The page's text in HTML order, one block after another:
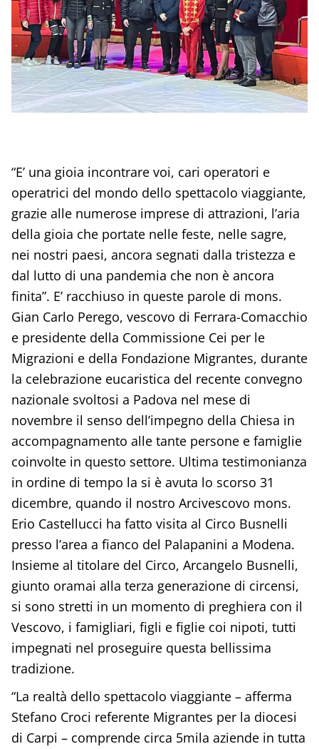
“E’ una gioia incontrare voi, cari operatori e
operatrici del mondo dello spettacolo viaggiante,
grazie alle numerose imprese di attrazioni, l’aria
della gioia che portate nelle feste, nelle sagre,
nei nostri paesi, ancora segnati dalla tristezza e
dal lutto di una pandemia che non è ancora
finita”. E’ racchiuso in queste parole di mons.
Gian Carlo Perego, vescovo di Ferrara-Comacchio
e presidente della Commissione Cei per le
Migrazioni e della Fondazione Migrantes, durante
la celebrazione eucaristica del recente convegno
nazionale svoltosi a Padova nel mese di
novembre il senso dell’impegno della Chiesa in
accompagnamento alle tante persone e famiglie
coinvolte in questo settore. Ultima testimonianza
in ordine di tempo la si è avuta lo scorso 31
dicembre, quando il nostro Arcivescovo mons.
Erio Castellucci ha fatto visita al Circo Busnelli
presso l’area a fianco del Palapanini a Modena.
Insieme al titolare del Circo, Arcangelo Busnelli,
giunto oramai alla terza generazione di circensi,
si sono stretti in un momento di preghiera con il
Vescovo, i famigliari, figli e figlie coi nipoti, tutti
impegnati nel proseguire questa bellissima
tradizione.
“La realtà dello spettacolo viaggiante – afferma
Stefano Croci referente Migrantes per la diocesi
di Carpi – comprende circa 5mila aziende in tutta